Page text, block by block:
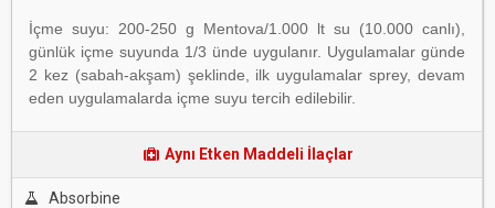
İçme suyu: 200-250 g Mentova/1.000 lt su (10.000 canlı),
günlük içme suyunda 1/3 ünde uygulanır. Uygulamalar günde
2 kez (sabah-akşam) şeklinde, ilk uygulamalar sprey, devam
eden uygulamalarda içme suyu tercih edilebilir.
Aynı Etken Maddeli İlaçlar
Absorbine